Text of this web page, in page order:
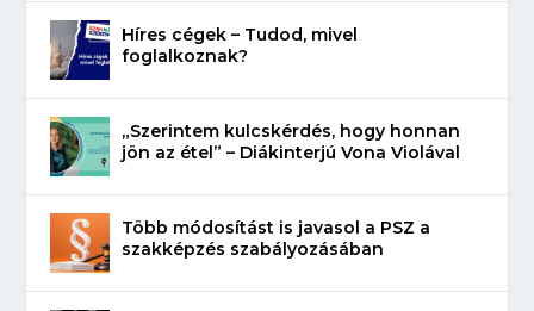
Híres cégek – Tudod, mivel
foglalkoznak?
„Szerintem kulcskérdés, hogy honnan
jön az étel” – Diákinterjú Vona Violával
Több módosítást is javasol a PSZ a
szakképzés szabályozásában